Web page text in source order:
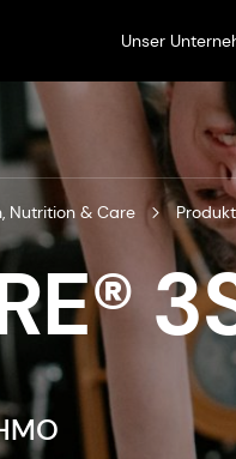
Unser
Nutrition & Care